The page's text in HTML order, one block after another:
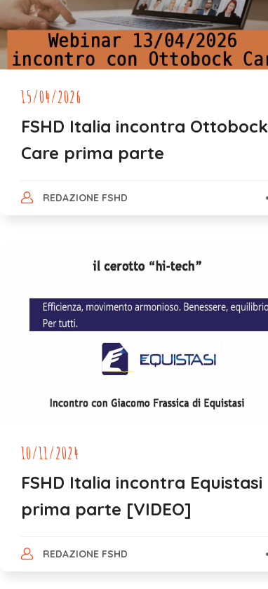
15/04/2026
FSHD Italia incontra Ottobock
Care prima parte
REDAZIONE FSHD
10/11/2024
FSHD Italia incontra Equistasi
prima parte [VIDEO]
REDAZIONE FSHD